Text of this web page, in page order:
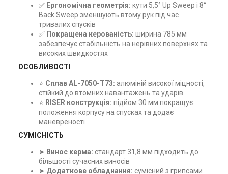
✅ Ергономічна геометрія: кути 5,5° Up Sweep і 8°
Back Sweep зменшують втому рук під час
тривалих спусків
✅ Покращена керованість: ширина 785 мм
забезпечує стабільність на нерівних поверхнях та
високих швидкостях
ОСОБЛИВОСТІ
⭐ Сплав AL-7050-T73: алюміній високої міцності,
стійкий до втомних навантажень та ударів
⭐ RISER конструкція: підйом 30 мм покращує
положення корпусу на спусках та додає
маневреності
СУМІСНІСТЬ
➤ Винос керма: стандарт 31,8 мм підходить до
більшості сучасних виносів
➤ Додаткове обладнання: сумісний з грипсами